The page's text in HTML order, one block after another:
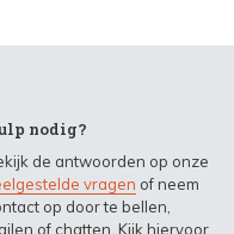
nodig?
de antwoorden op onze
vragen of neem
op door te bellen,
of chatten. Kijk hiervoor